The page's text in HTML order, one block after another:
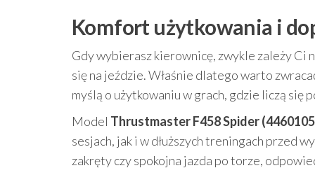
Komfort użytkowania i
Gdy wybierasz kierownicę, zwykle zależy Ci
się na jeździe. Właśnie dlatego warto
myślą o użytkowaniu w grach, gdzie liczą
Model Thrustmaster F458 Spider
sesjach, jak i w dłuższych treningach
zakręty czy spokojna jazda po torze,